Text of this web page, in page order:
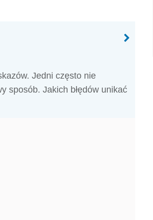
Jedni często nie
sposób. Jakich błędów unikać